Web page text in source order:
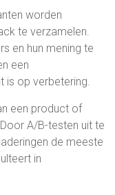
worden
te verzamelen.
en hun mening te
een
is op verbetering.
een product of
A/B-testen uit te
de meeste
in